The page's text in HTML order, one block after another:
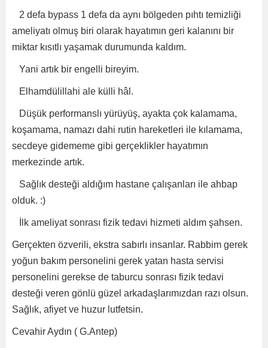
2 defa bypass 1 defa da aynı bölgeden pıhtı temizliği
ameliyatı olmuş biri olarak hayatımın geri kalanını bir
miktar kısıtlı yaşamak durumunda kaldım.
Yani artık bir engelli bireyim.
Elhamdülillahi ale külli hâl.
Düşük performanslı yürüyüş, ayakta çok kalamama,
koşamama, namazı dahi rutin hareketleri ile kılamama,
secdeye gidememe gibi gerçeklikler hayatımın
merkezinde artık.
Sağlık desteği aldığım hastane çalışanları ile ahbap
olduk. :)
İlk ameliyat sonrası fizik tedavi hizmeti aldım şahsen.
Gerçekten özverili, ekstra sabırlı insanlar. Rabbim gerek
yoğun bakım personelini gerek yatan hasta servisi
personelini gerekse de taburcu sonrası fizik tedavi
desteği veren gönlü güzel arkadaşlarımızdan razı olsun.
Sağlık, afiyet ve huzur lutfetsin.
Cevahir Aydın ( G.Antep)